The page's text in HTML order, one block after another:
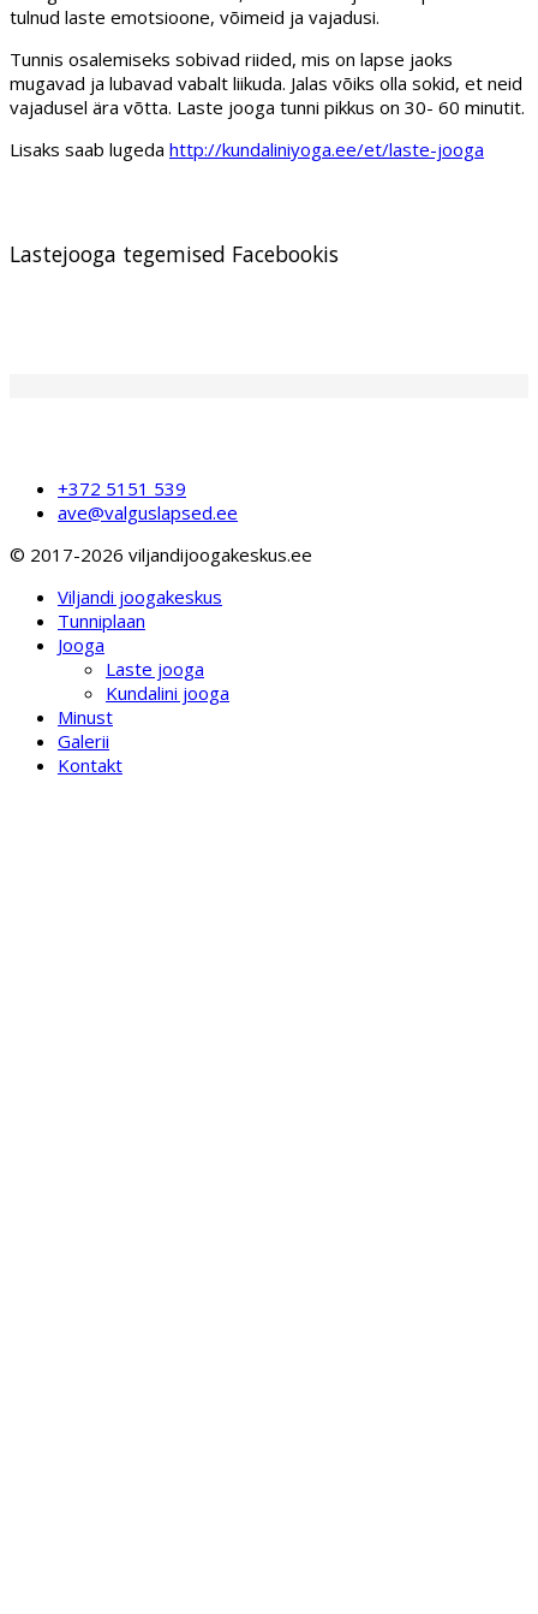
tulnud laste emotsioone, võimeid ja vajadusi.
Tunnis osalemiseks sobivad riided, mis on lapse jaoks
mugavad ja lubavad vabalt liikuda. Jalas võiks olla sokid, et neid
vajadusel ära võtta. Laste jooga tunni pikkus on 30- 60 minutit.
Lisaks saab lugeda http://kundaliniyoga.ee/et/laste-jooga
Lastejooga tegemised Facebookis
+372 5151 539
ave@valguslapsed.ee
© 2017-2026 viljandijoogakeskus.ee
Viljandi joogakeskus
Tunniplaan
Jooga
Laste jooga
Kundalini jooga
Minust
Galerii
Kontakt